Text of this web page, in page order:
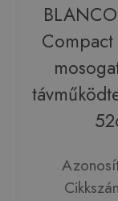
Compact